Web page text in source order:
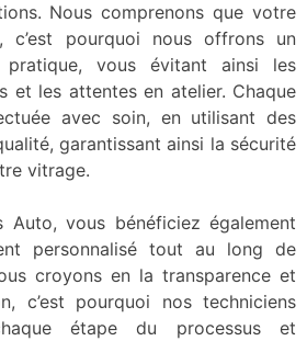
Nous comprenons que votre
c’est pourquoi nous offrons un
vous évitant ainsi les
et les attentes en atelier. Chaque
avec soin, en utilisant des
garantissant ainsi la sécurité
vitrage.
Auto, vous bénéficiez également
personnalisé tout au long de
croyons en la transparence et
c’est pourquoi nos techniciens
étape du processus et